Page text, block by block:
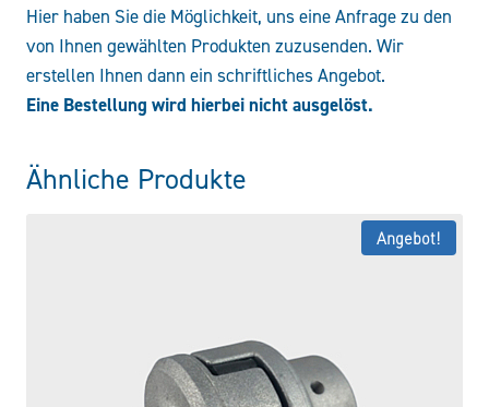
Hier haben Sie die Möglichkeit, uns eine Anfrage zu den
von Ihnen gewählten Produkten zuzusenden. Wir
erstellen Ihnen dann ein schriftliches Angebot.
Eine Bestellung wird hierbei nicht ausgelöst.
Ähnliche Produkte
Angebot!